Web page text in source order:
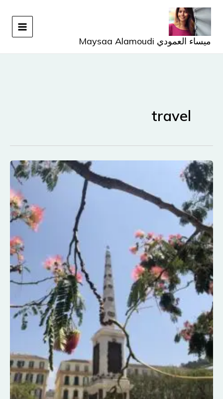
تخطي
المحتوى
ميساء العمودي Maysaa Alamoudi
travel